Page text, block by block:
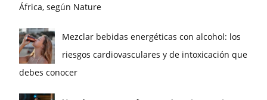
África, según Nature
Mezclar bebidas energéticas con alcohol: los
riesgos cardiovasculares y de intoxicación que
debes conocer